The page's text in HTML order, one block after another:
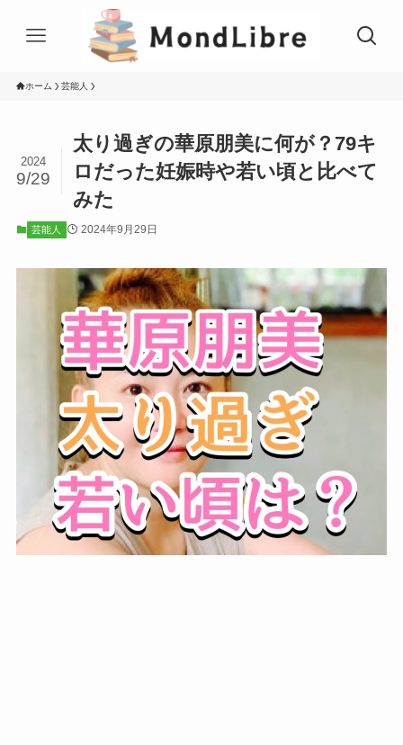
ホーム 芸能人
太り過ぎの華原朋美に何が？79キ
ロだった妊娠時や若い頃と比べて
みた
2024
9/29
芸能人 2024年9月29日